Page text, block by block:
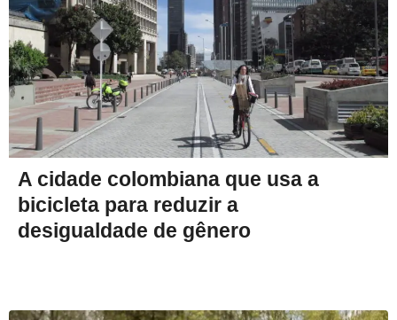
A cidade colombiana que usa a
bicicleta para reduzir a
desigualdade de gênero